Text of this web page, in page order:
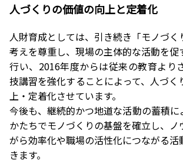
人づくりの価値の向上と定着化
人財育成としては、引き続き「モノづく
考えを尊重し、現場の主体的な活動を促
行い、2016年度からは従来の教育より
技講習を強化することによって、人づく
上・定着化させています。
今後も、継続的かつ地道な活動の蓄積に
かたちでモノづくりの基盤を確立し、ノ
がら効率化や職場の活性化につながる活
きます。